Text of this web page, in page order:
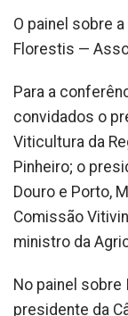
O painel sobre
Florestis —
Para a
convidados o
Viticultura da
Pinheiro; o
Douro e Porto,
Comissão
ministro da
No painel
presidente da